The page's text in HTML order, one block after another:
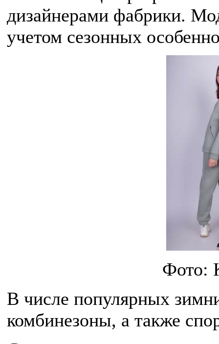
дизайнерами фабрики.
учетом сезонных
Фото:
В числе популярных
комбинезоны, а также